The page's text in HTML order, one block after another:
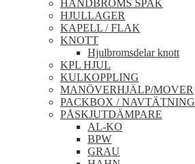
HANDBROMS SPAK
HJULLAGER
KAPELL / FLAK
KNOTT
Hjulbromsdelar knott
KPL HJUL
KULKOPPLING
MANÖVERHJÄLP/MOVER
PACKBOX / NAVTÄTNING
PÅSKJUTDÄMPARE
AL-KO
BPW
GRAU